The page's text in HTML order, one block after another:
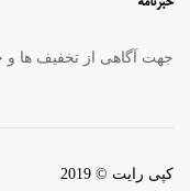
جهت آگاهی از تخفیف ها و
کپی رایت © 2019